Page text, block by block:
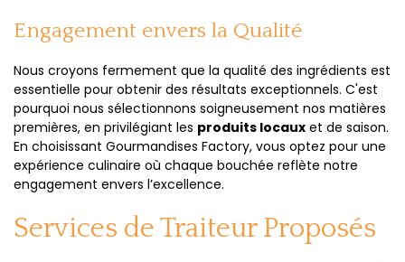
Engagement envers la Qualité
Nous croyons fermement que la qualité des ingrédients est
essentielle pour obtenir des résultats exceptionnels. C'est
pourquoi nous sélectionnons soigneusement nos matières
premières, en privilégiant les produits locaux et de saison.
En choisissant Gourmandises Factory, vous optez pour une
expérience culinaire où chaque bouchée reflète notre
engagement envers l’excellence.
Services de Traiteur Proposés